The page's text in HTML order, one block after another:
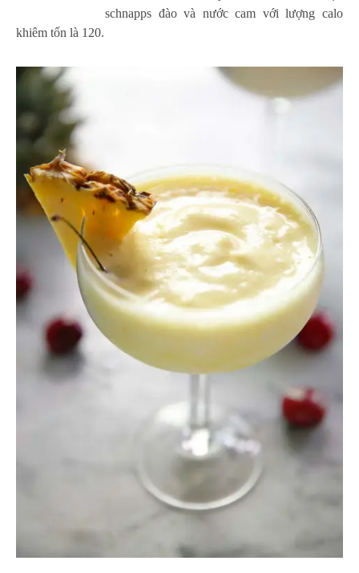
schnapps đào và nước cam với lượng calo
khiêm tốn là 120.